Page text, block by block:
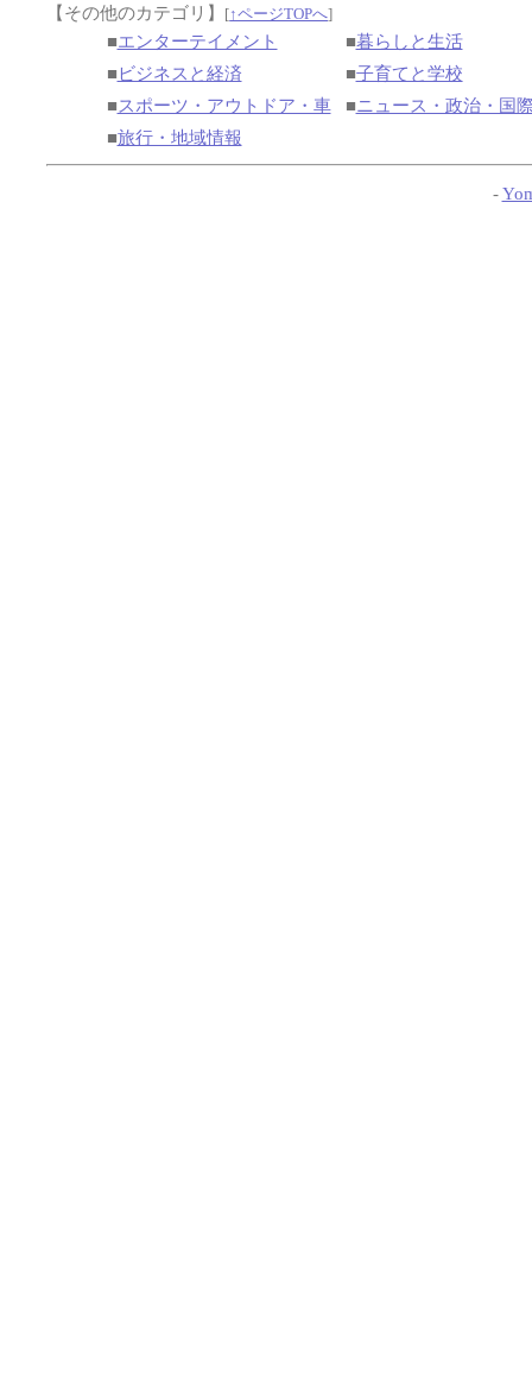
【その他のカテゴリ】 [↑ページTOPへ]
■エンターテイメント ■暮らしと生活
■ ビジネスと経済 ■子育てと学校
■スポーツ・アウトドア・車 ■ニュース・政治・国
■旅行・地域情報
-